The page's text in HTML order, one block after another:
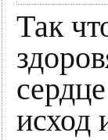
Так
исход